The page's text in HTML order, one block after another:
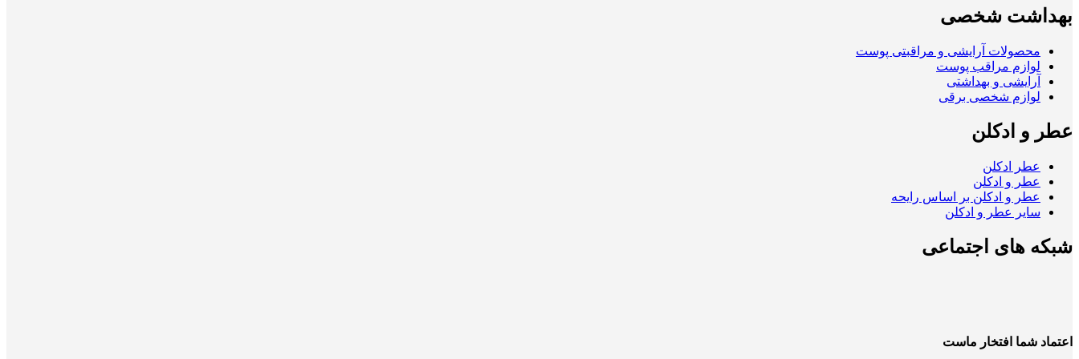
بهداشت شخصی
محصولات آرایشی و مراقبتی پوست
لوازم مراقب پوست
آرایشی و بهداشتی
لوازم شخصی برقی
عطر و ادکلن
عطر ادکلن
عطر و ادکلن
عطر و ادکلن بر اساس رایحه
سایر عطر و ادکلن
شبکه های اجتماعی
اعتماد شما افتخار ماست